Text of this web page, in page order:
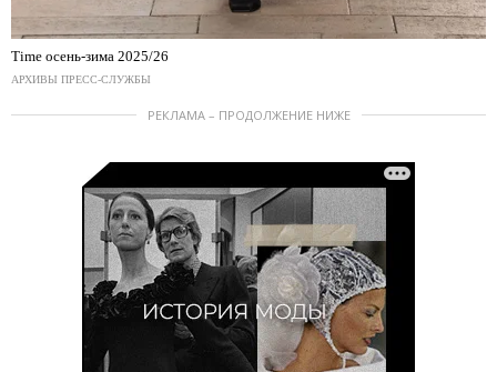
Time осень-зима 2025/26
АРХИВЫ ПРЕСС-СЛУЖБЫ
РЕКЛАМА – ПРОДОЛЖЕНИЕ НИЖЕ